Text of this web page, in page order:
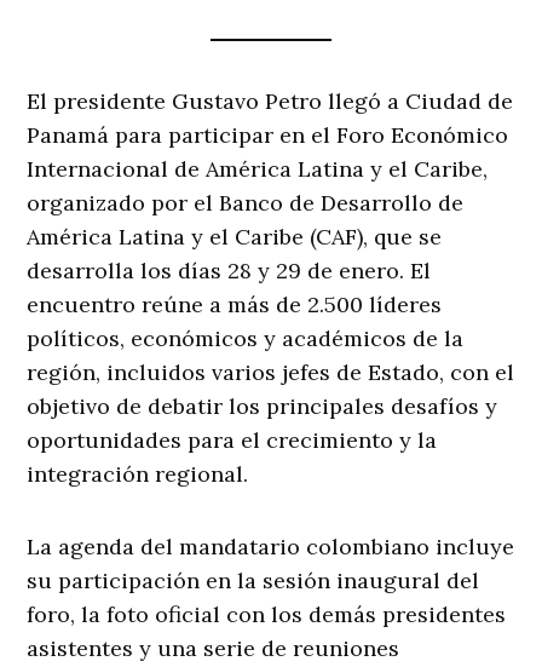
El presidente Gustavo Petro llegó a Ciudad de
Panamá para participar en el Foro Económico
Internacional de América Latina y el Caribe,
organizado por el Banco de Desarrollo de
América Latina y el Caribe (CAF), que se
desarrolla los días 28 y 29 de enero. El
encuentro reúne a más de 2.500 líderes
políticos, económicos y académicos de la
región, incluidos varios jefes de Estado, con el
objetivo de debatir los principales desafíos y
oportunidades para el crecimiento y la
integración regional.
La agenda del mandatario colombiano incluye
su participación en la sesión inaugural del
foro, la foto oficial con los demás presidentes
asistentes y una serie de reuniones